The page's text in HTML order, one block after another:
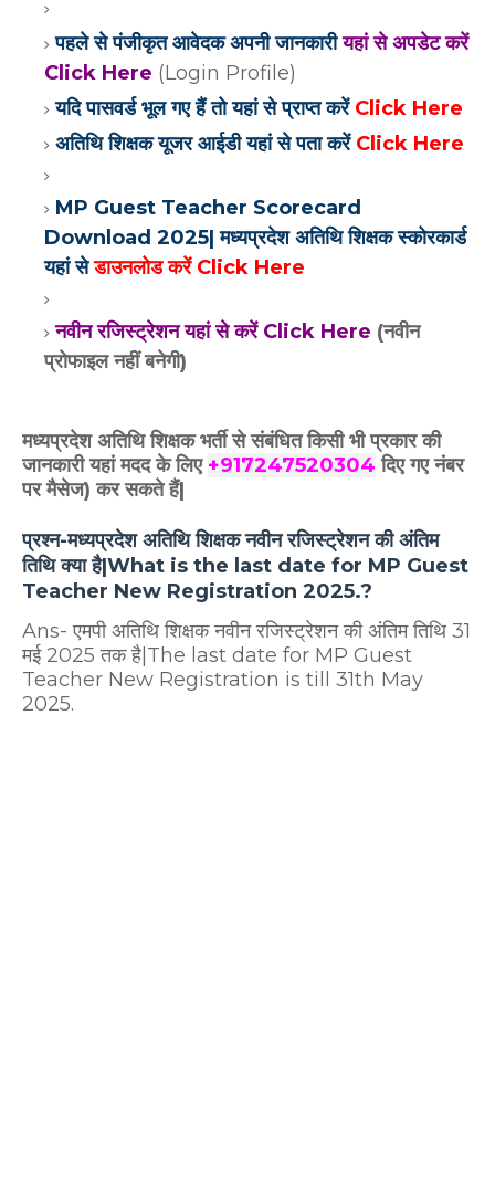
पहले से पंजीकृत आवेदक अपनी जानकारीयहां से अपडेट करें
Click Here (Login Profile)
यदि पासवर्ड भूल गए हैं तो यहां से प्राप्त करें Click Here
अतिथि शिक्षक यूजर आईडी यहां से पता करें Click Here
MP Guest Teacher Scorecard
Download 2025| मध्यप्रदेश अतिथि शिक्षक स्कोरकार्ड
यहां सेडाउनलोड करें Click Here
नवीन रजिस्ट्रेशन यहां से करें Click Here (नवीन
प्रोफाइल नहीं बनेगी)
मध्यप्रदेश अतिथि शिक्षक भर्ती से संबंधित किसी भी प्रकार की
जानकारी यहां मदद केलिए +917247520304 दिए गए नंबर
पर मैसेज) कर सकते हैं|
प्रश्न-मध्यप्रदेश अतिथि शिक्षक नवीन रजिस्ट्रेशन की अंतिम
तिथि क्या है|What is the last date for MP Guest
Teacher New Registration 2025.?
Ans- एमपी अतिथि शिक्षक नवीन रजिस्ट्रेशन की अंतिम तिथि 31
मई 2025 तक है|The last date for MP Guest
Teacher New Registration is till 31th May
2025.